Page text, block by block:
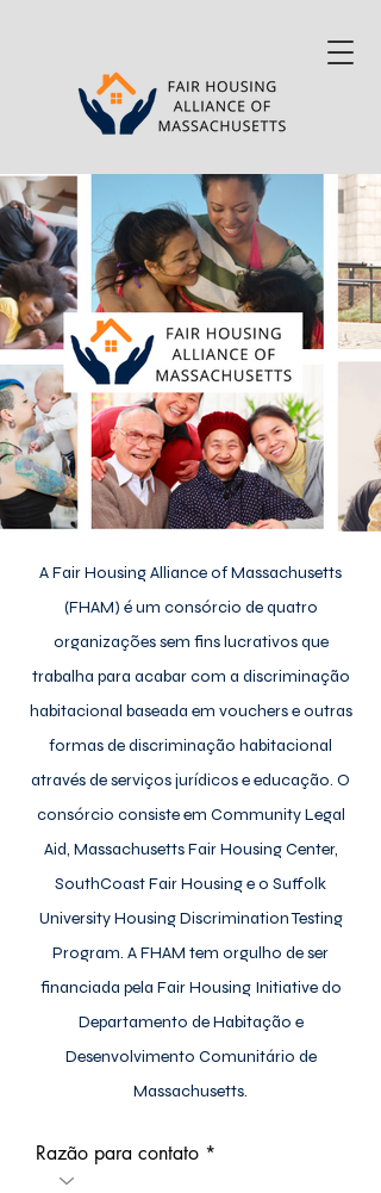
A Fair Housing Alliance of Massachusetts
(FHAM) é um consórcio de quatro
organizações sem fins lucrativos que
trabalha para acabar com a discriminação
habitacional baseada em vouchers e outras
formas de discriminação habitacional
através de serviços jurídicos e educação. O
consórcio consiste em Community Legal
Aid, Massachusetts Fair Housing Center,
SouthCoast Fair Housing e o Suffolk
University Housing Discrimination Testing
Program. A FHAM tem orgulho de ser
financiada pela Fair Housing Initiative do
Departamento de Habitação e
Desenvolvimento Comunitário de
Massachusetts.
Razão para contato